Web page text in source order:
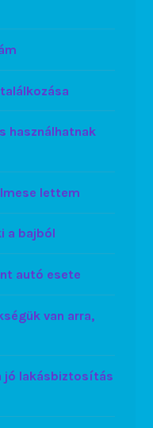
használhatnak
lettem
a bajból
autó esete
van arra,
jó lakásbiztosítás